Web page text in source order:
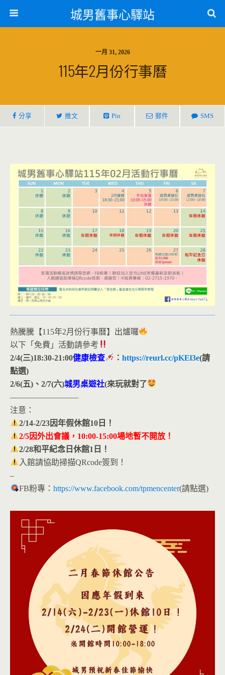
城男舊事心驛站
一月 31, 2026
115年2月份行事曆
分享 推文 Pin 郵件 SMS
熱騰騰【115年2月份行事曆】出爐囉
以下「免費」活動請參考
2/4(三)18:30-21:00健康檢查 ：https://reurl.cc/pKEl3e(請
點選)
2/6(五)、2/7(六)城男桌遊社(來玩就對了
–————————
注意：
2/14-2/23因年假休館10日！
2/5因外出會議，10:00-15:00場地暫不開放！
2/28和平紀念日休館1日！
入館請協助掃描QRcode簽到！
–
FB粉專：https://www.facebook.com/tpmencenter(請點選)